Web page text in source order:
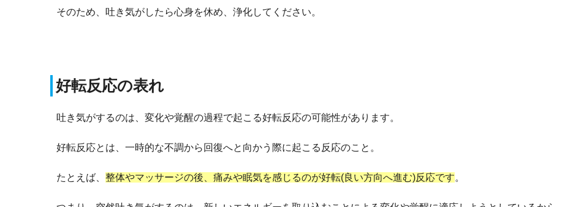
そのため、吐き気がしたら心身を休め、浄化してください。
好転反応の表れ
吐き気がするのは、変化や覚醒の過程で起こる好転反応の可能性があります。
好転反応とは、一時的な不調から回復へと向かう際に起こる反応のこと。
たとえば、 整体やマッサージの後、痛みや眠気を感じるのが好転(良い方向へ進む)反応です。